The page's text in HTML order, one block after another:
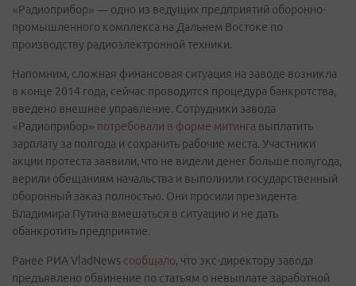
«Радиоприбор» — одно из ведущих предприятий оборонно-
промышленного комплекса на Дальнем Востоке по
производству радиоэлектронной техники.
Напомним, сложная финансовая ситуация на заводе возникла
в конце 2014 года, сейчас проводится процедура банкротства,
введено внешнее управление. Сотрудники завода
«Радиоприбор» потребовали в форме митинга выплатить
зарплату за полгода и сохранить рабочие места. Участники
акции протеста заявили, что не видели денег больше полугода,
верили обещаниям начальства и выполнили государственный
оборонный заказ полностью. Они просили президента
Владимира Путина вмешаться в ситуацию и не дать
обанкротить предприятие.
Ранее РИА VladNews сообщало, что экс-директору завода
предъявлено обвинение по статьям о невыплате заработной